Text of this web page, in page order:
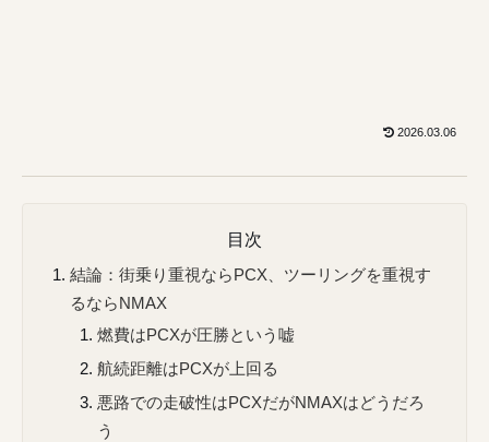
2026.03.06
目次
結論：街乗り重視ならPCX、ツーリングを重視す
るならNMAX
燃費はPCXが圧勝という嘘
航続距離はPCXが上回る
悪路での走破性はPCXだがNMAXはどうだろ
う